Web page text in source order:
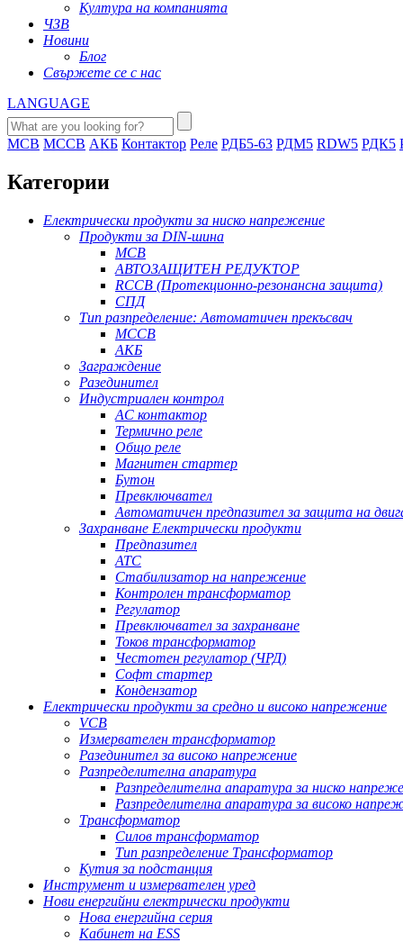
Култура на компанията
ЧЗВ
Новини
Блог
Свържете се с нас
LANGUAGE
MCB MCCB АКБ Контактор Реле РДБ5-63 РДМ5 RDW5 РДК5
Категории
Електрически продукти за ниско напрежение
Продукти за DIN-шина
MCB
АВТОЗАЩИТЕН РЕДУКТОР
RCCB (Протекционно-резонансна защита)
СПД
Тип разпределение: Автоматичен прекъсвач
MCCB
АКБ
Заграждение
Разединител
Индустриален контрол
AC контактор
Термично реле
Общо реле
Магнитен стартер
Бутон
Превключвател
Автоматичен предпазител за защита на
Захранване Електрически продукти
Предпазител
АТС
Стабилизатор на напрежение
Контролен трансформатор
Регулатор
Превключвател за захранване
Токов трансформатор
Честотен регулатор (ЧРД)
Софт стартер
Кондензатор
Електрически продукти за средно и високо напрежение
VCB
Измервателен трансформатор
Разединител за високо напрежение
Разпределителна апаратура
Разпределителна апаратура за ниско
Разпределителна апаратура за високо
Трансформатор
Силов трансформатор
Тип разпределение Трансформатор
Кутия за подстанция
Инструмент и измервателен уред
Нови енергийни електрически продукти
Нова енергийна серия
Кабинет на ESS